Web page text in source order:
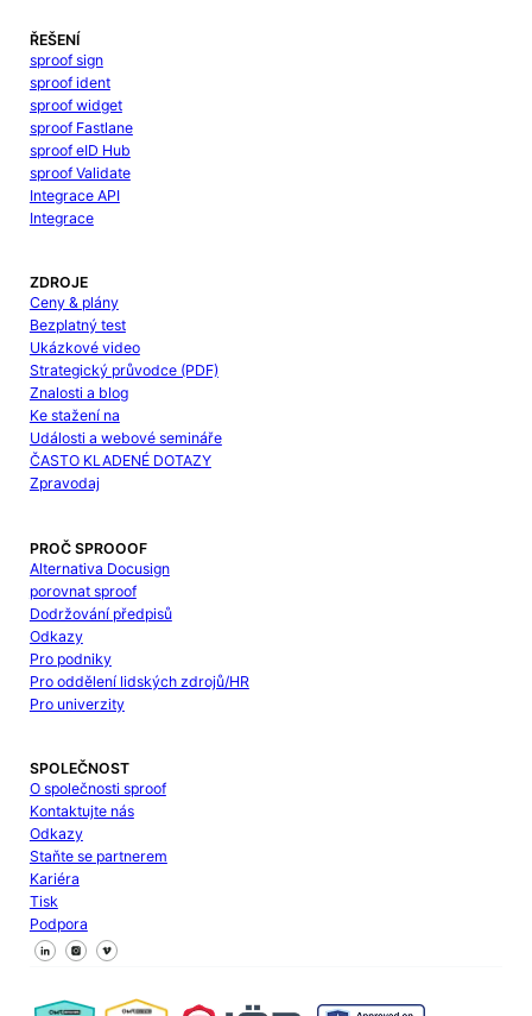
ŘEŠENÍ
sproof sign
sproof ident
sproof widget
sproof Fastlane
sproof eID Hub
sproof Validate
Integrace API
Integrace
ZDROJE
Ceny & plány
Bezplatný test
Ukázkové video
Strategický průvodce (PDF)
Znalosti a blog
Ke stažení na
Události a webové semináře
ČASTO KLADENÉ DOTAZY
Zpravodaj
PROČ SPROOOF
Alternativa Docusign
porovnat sproof
Dodržování předpisů
Odkazy
Pro podniky
Pro oddělení lidských zdrojů/HR
Pro univerzity
SPOLEČNOST
O společnosti sproof
Kontaktujte nás
Odkazy
Staňte se partnerem
Kariéra
Tisk
Podpora
Sledujte nás na Facebooku
Sledujte nás na X
Sledujte nás na LinkedIn